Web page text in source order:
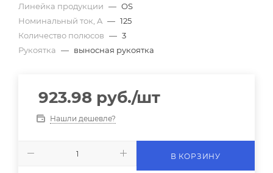
Линейка продукции — OS
Номинальный ток, A — 125
Количество полюсов — 3
Рукоятка — выносная рукоятка
923.98 руб./шт
Нашли дешевле?
В КОРЗИНУ